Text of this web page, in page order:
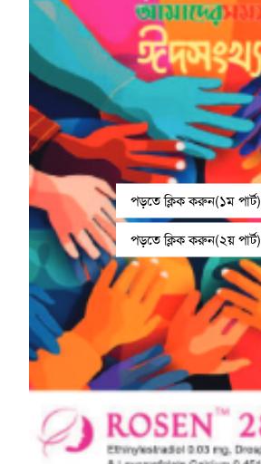
পড়তে ক্লিক করুন(১ম পার্ট)
পড়তে ক্লিক করুন(২য় পার্ট)